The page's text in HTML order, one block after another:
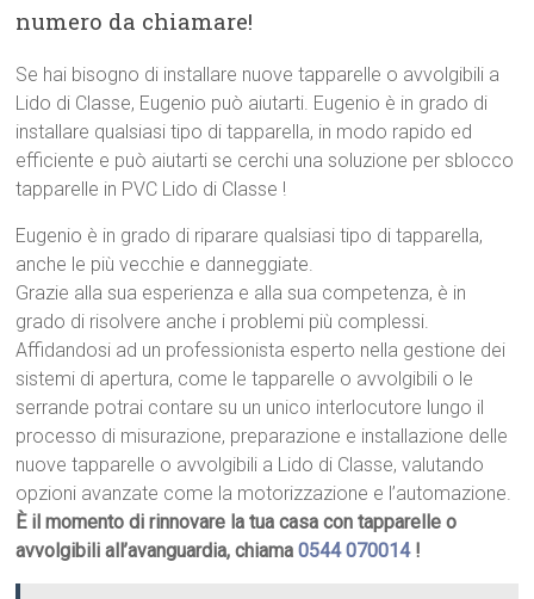
numero da chiamare!
Se hai bisogno di installare nuove tapparelle o avvolgibili a
Lido di Classe, Eugenio può aiutarti. Eugenio è in grado di
installare qualsiasi tipo di tapparella, in modo rapido ed
efficiente e può aiutarti se cerchi una soluzione per sblocco
tapparelle in PVC Lido di Classe !
Eugenio è in grado di riparare qualsiasi tipo di tapparella,
anche le più vecchie e danneggiate.
Grazie alla sua esperienza e alla sua competenza, è in
grado di risolvere anche i problemi più complessi.
Affidandosi ad un professionista esperto nella gestione dei
sistemi di apertura, come le tapparelle o avvolgibili o le
serrande potrai contare su un unico interlocutore lungo il
processo di misurazione, preparazione e installazione delle
nuove tapparelle o avvolgibili a Lido di Classe, valutando
opzioni avanzate come la motorizzazione e l’automazione.
È il momento di rinnovare la tua casa con tapparelle o
avvolgibili all’avanguardia, chiama0544 070014!